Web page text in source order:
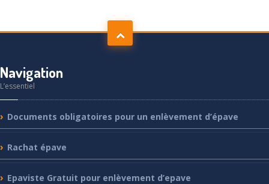
Navigation
L’essentiel
Documents obligatoires pour un enlèvement d’épave
Rachat épave
Epaviste Gratuit pour enlèvement d’epave